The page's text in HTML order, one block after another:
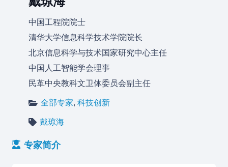
中国工程院院士
清华大学信息科学技术学院院长
北京信息科学与技术国家研究中心主任
中国人工智能学会理事
民革中央教科文卫体委员会副主任
全部专家,科技创新
戴琼海
专家简介